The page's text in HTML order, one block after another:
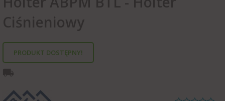
Ciśnieniowy
PRODUKT DOSTĘPNY!